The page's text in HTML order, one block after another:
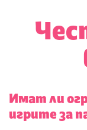
Имат ли
игрите за